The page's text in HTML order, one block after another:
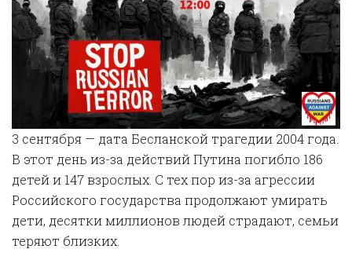
3 сентября — дата Бесланской трагедии 2004 года.
В этот день из-за действий Путина погибло 186
детей и 147 взрослых. С тех пор из-за агрессии
Российского государства продолжают умирать
дети, десятки миллионов людей страдают, семьи
теряют близких.